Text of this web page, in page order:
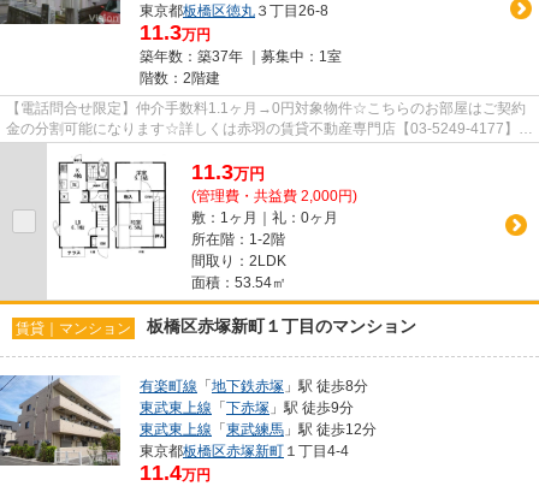
東京都板橋区徳丸 ３丁目26-8
11.3万円
築年数：築37年 ｜募集中： 1室
階数：2階建
【電話問合せ限定】仲介手数料1.1ヶ月→0円対象物件☆こちらのお部屋はご契約
金の分割可能になります☆詳しくは赤羽の賃貸不動産専門店【03-5249-4177】
VISION赤羽店までご連絡下さい！！
11.3万円
(管理費・共益費 2,000円)
敷：1ヶ月｜礼：0ヶ月
所在階：1-2階
間取り：2LDK
面積：53.54㎡
賃貸｜マンション 板橋区赤塚新町１丁目のマンション
有楽町線 「地下鉄赤塚 」駅 徒歩8分
東武東上線 「下赤塚 」駅 徒歩9分
東武東上線 「東武練馬 」駅 徒歩12分
東京都板橋区赤塚新町 １丁目4-4
11.4万円